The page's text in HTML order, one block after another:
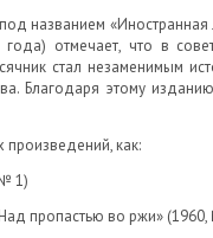
названием
отмечает, что в
стал незаменимым
Благодаря этому
как:
1)
пропастью во ржи»